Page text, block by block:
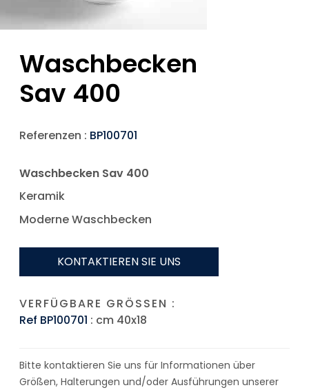
Waschbecken
Sav 400
Referenzen : BP100701
Waschbecken Sav 400
Keramik
Moderne Waschbecken
KONTAKTIEREN SIE UNS
VERFÜGBARE GRÖSSEN :
Ref BP100701 : cm 40x18
Bitte kontaktieren Sie uns für Informationen über
Größen, Halterungen und/oder Ausführungen unserer